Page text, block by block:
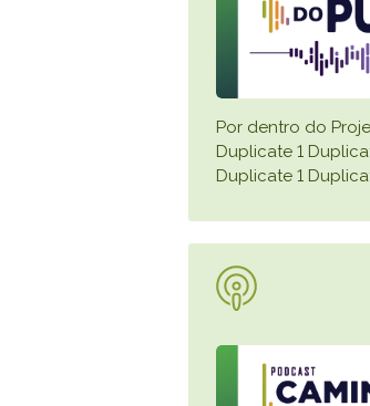
Por dentro do
Duplicate 1
Duplicate 1